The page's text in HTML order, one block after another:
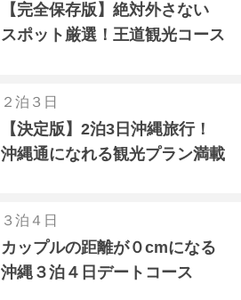
【完全保存版】絶対外さない
スポット厳選！王道観光コース
２泊３日
【決定版】2泊3日沖縄旅行！
沖縄通になれる観光プラン満載
３泊４日
カップルの距離が０cmになる
沖縄３泊４日デートコース